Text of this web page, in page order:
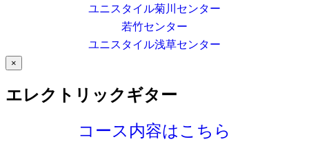
ユニスタイル菊川センター
若竹センター
ユニスタイル浅草センター
×
エレクトリックギター
コース内容はこちら